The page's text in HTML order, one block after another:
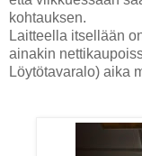
kohtauksen.
Laitteella itsellään
ainakin
Löytötavaralo) aika